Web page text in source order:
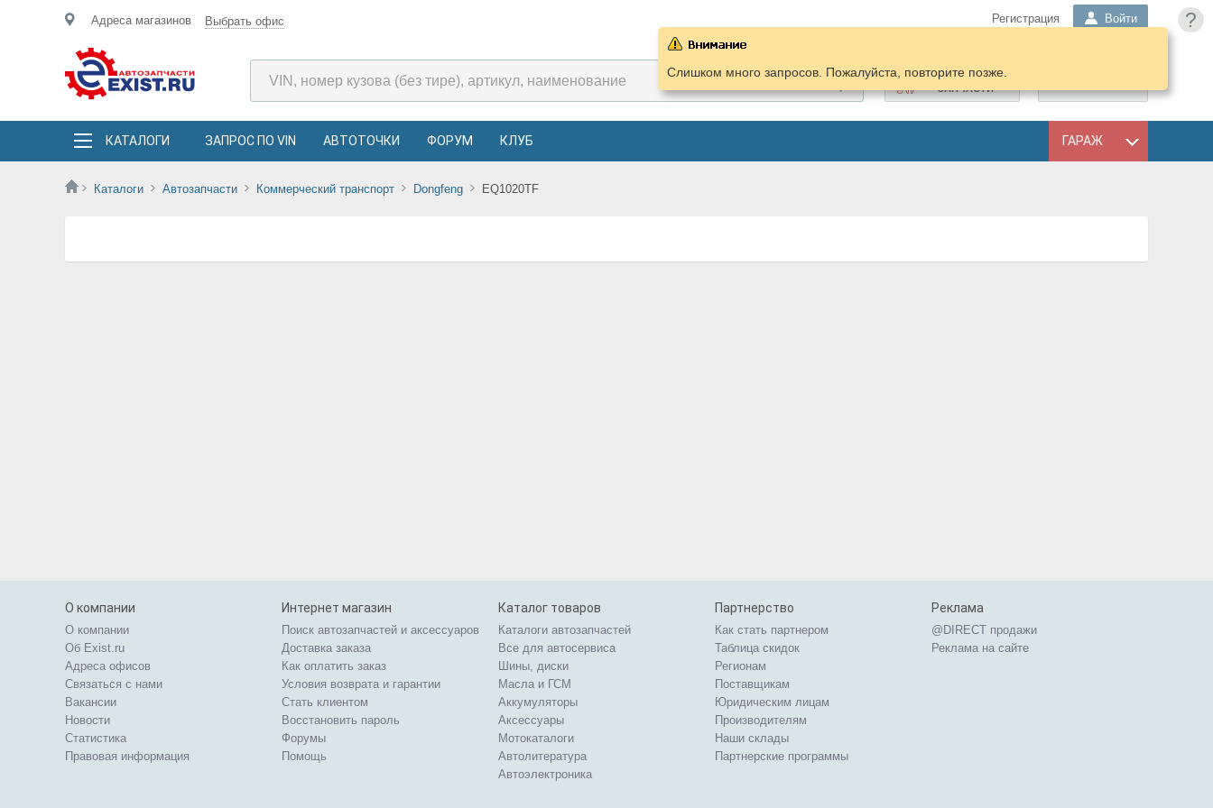
?
Адреса магазинов Выбрать офис Регистрация Войти
ПОДОБРАТЬ
ЗАПЧАСТИ
КАТАЛОГИ ЗАПРОС ПО VIN АВТОТОЧКИ ФОРУМ КЛУБ ГАРАЖ
Каталоги Автозапчасти Коммерческий транспорт Dongfeng EQ1020TF
Слишком много запросов. Пожалуйста, повторите позже.
О компании
О компании
Об Exist.ru
Адреса офисов
Связаться с нами
Вакансии
Новости
Статистика
Правовая информация
Интернет магазин
Поиск автозапчастей и аксессуаров
Доставка заказа
Как оплатить заказ
Условия возврата и гарантии
Стать клиентом
Восстановить пароль
Форумы
Помощь
Каталог товаров
Каталоги автозапчастей
Все для автосервиса
Шины, диски
Масла и ГСМ
Аккумуляторы
Аксессуары
Мотокаталоги
Автолитература
Автоэлектроника
Партнерство
Как стать партнером
Таблица скидок
Регионам
Поставщикам
Юридическим лицам
Производителям
Наши склады
Партнерские программы
Реклама
@DIRECT продажи
Реклама на сайте